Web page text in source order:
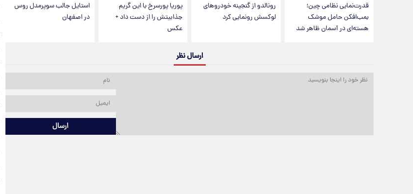
قدرت‌نمایی نظامی چین؛
بمب‌افکن حامل موشک
هسته‌ای در آسمان ظاهر شد
رونالدو از گنجینه خودروهای
لوکسش رونمایی کرد
پوریا پورسرخ با این گریم
جذابیتش را از دست داد +
عکس
استایل جالب سوپرمدل روس
در اصفهان
ارسال نظر
ارسال